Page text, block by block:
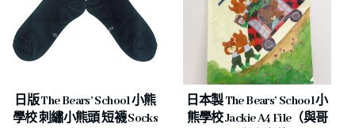
日版 The Bears’ School 小熊
學校 刺繡小熊頭 短襪 Socks
日本製 The Bears’ School 小
熊學校 Jackie A4 File（與哥